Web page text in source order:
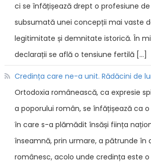
ci se înfățișează drept o profesiune
subsumată unei concepții mai vaste
legitimitate și demnitate istorică. În
declarații se află o tensiune fertilă […]
Credința care ne-a unit. Rădăcini de
Ortodoxia românească, ca expresie
a poporului român, se înfățișează ca
în care s-a plămădit însăși ființa
înseamnă, prin urmare, a pătrunde în
românesc, acolo unde credința este